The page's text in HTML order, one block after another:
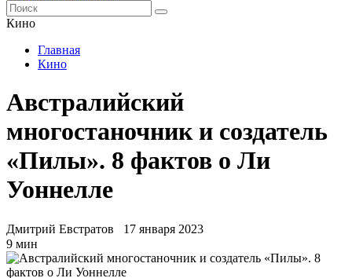
Кино
Главная
Кино
Австралийский
многостаночник и создатель
«Пилы». 8 фактов о Ли
Уоннелле
Дмитрий Евстратов
17 января 2023
9 мин